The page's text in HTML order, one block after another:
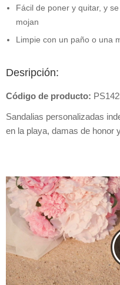
Fácil de poner y quitar, y
mojan
Limpie con un paño o una
Desripción:
Código de producto:
Sandalias personalizadas
en la playa, damas de honor